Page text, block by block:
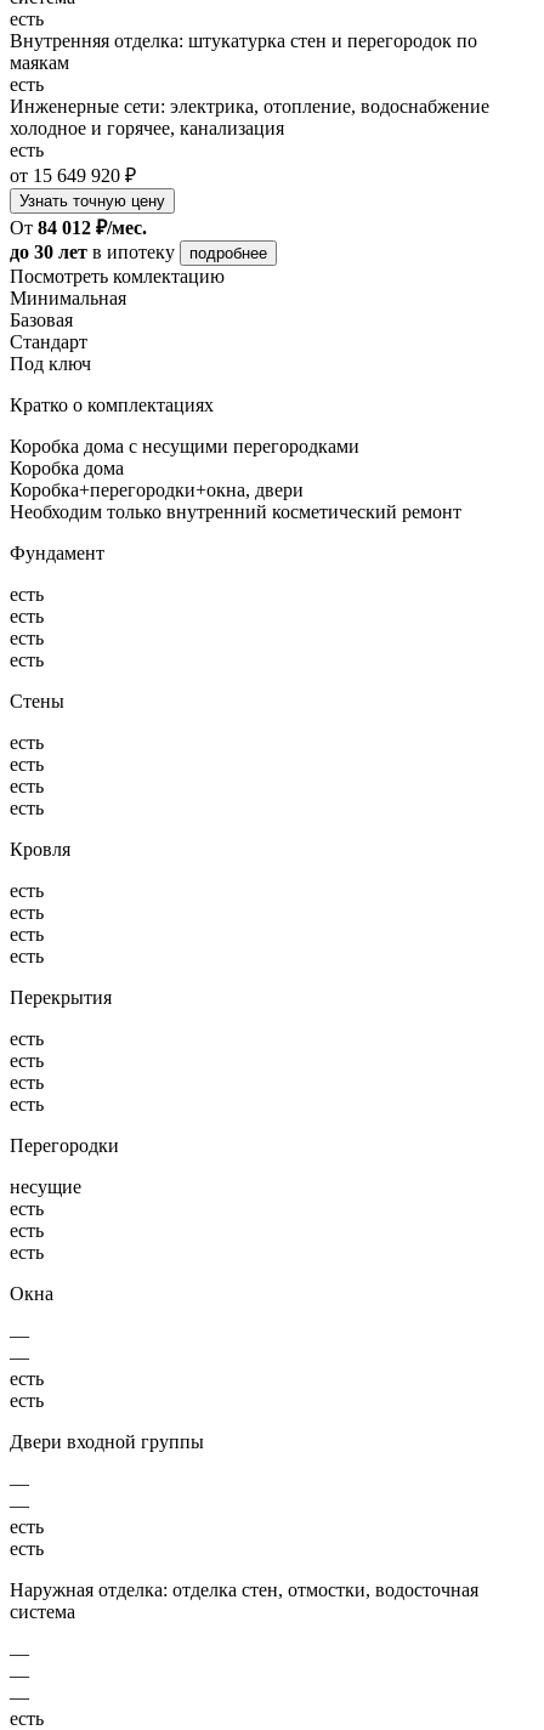
есть
Внутренняя отделка: штукатурка стен и перегородок по
маякам
есть
Инженерные сети: электрика, отопление, водоснабжение
холодное и горячее, канализация
есть
от 15 649 920 ₽
Узнать точную цену
От 84 012 ₽/мес.
до 30 лет в ипотеку подробнее
Посмотреть комлектацию
Минимальная
Базовая
Стандарт
Под ключ
Кратко о комплектациях
Коробка дома с несущими перегородками
Коробка дома
Коробка+перегородки+окна, двери
Необходим только внутренний косметический ремонт
Фундамент
есть
есть
есть
есть
Стены
есть
есть
есть
есть
Кровля
есть
есть
есть
есть
Перекрытия
есть
есть
есть
есть
Перегородки
несущие
есть
есть
есть
Окна
—
—
есть
есть
Двери входной группы
—
—
есть
есть
Наружная отделка: отделка стен, отмостки, водосточная
система
—
—
—
есть